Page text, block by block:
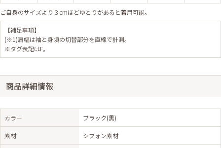
ご自身のサイズより３cmほどゆとりがあると着用可能。
【補足事項】
(※1)肩幅は袖と身頃の切替部分を直線で計測。
※タグ表記はF。
商品詳細情報
カラー ブラック(黒)
素材 シフォン素材